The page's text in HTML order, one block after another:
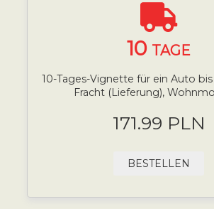
10 TAGE
10-Tages-Vignette für ein Auto
Fracht (Lieferung),
171.99 PLN
BESTELLEN